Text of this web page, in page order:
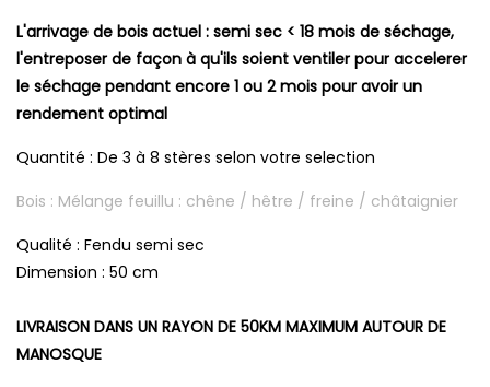
L'arrivage de bois actuel : semi sec < 18 mois de séchage,
l'entreposer de façon à qu'ils soient ventiler pour accelerer
le séchage pendant encore 1 ou 2 mois pour avoir un
rendement optimal
Quantité : De 3 à 8 stères selon votre selection
Bois : Mélange feuillu : chêne / hêtre / freine / châtaignier
Qualité : Fendu semi sec
Dimension : 50 cm
LIVRAISON DANS UN RAYON DE 50KM MAXIMUM AUTOUR DE
MANOSQUE